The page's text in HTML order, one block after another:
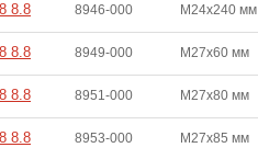
8.8 8946-000 M24x240 мм
8.8 8949-000 M27x60 мм
8.8 8951-000 M27x80 мм
8.8 8953-000 M27x85 мм